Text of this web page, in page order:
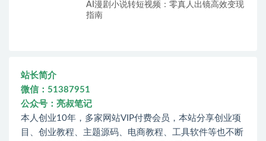
AI漫剧小说转短视频：零真人出镜高效变现
指南
站长简介
微信：51387951
公众号：亮叔笔记
本人创业10年，多家网站VIP付费会员，本站分享创业项
目、创业教程、主题源码、电商教程、工具软件等也不断